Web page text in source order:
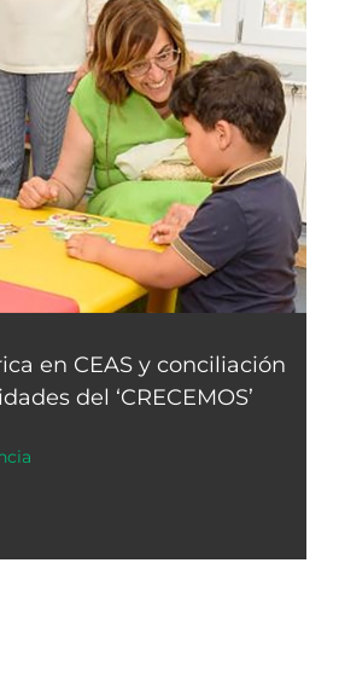
en CEAS y conciliación
del ‘CRECEMOS’